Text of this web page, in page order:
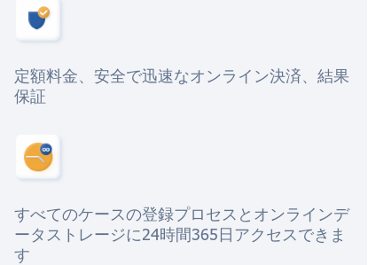
定額料金、安全で迅速なオンライン決済、結果
保証
すべてのケースの登録プロセスとオンラインデ
ータストレージに24時間365日アクセスできま
す